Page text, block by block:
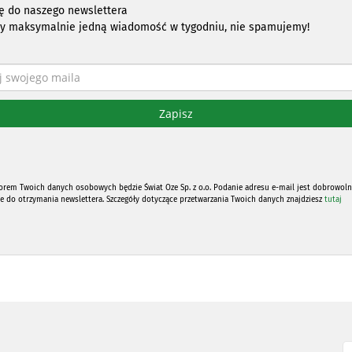
do naszego newslettera
maksymalnie jedną wiadomość w tygodniu, nie spamujemy!
Twoich danych osobowych będzie Świat Oze Sp. z o.o. Podanie adresu e-mail jest
do otrzymania newslettera. Szczegóły dotyczące przetwarzania Twoich danych znajdziesztutaj